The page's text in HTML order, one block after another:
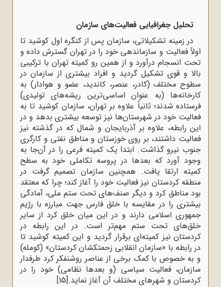
تحلیل جغرافیایی فعالیت‌های سازمان
در زمینه تشکیلاتی، سازمان پس از کنگره اول کوشید تا
اولاً فعالیت و سازماندهی خود را در تهران گسترش داده و
تحت انسجام درآورد و از همین رو کمیته تهران با ترکیبی
بالا و قوی تشکیل گردید و افراد بیشتری از سازمان در
سطوح مختلف (کادر، عنصر، کاندید، عضو و هوادار) به
کارخانه‌ها (به‌ عنوان اساسی‌ترین ریشه‌های تولیدی)
فرستاده شدند؛ ثانیاً علاوه بر تهران، سازمان کوشید تا به
فعالیت خود در شهرستان‌ها نیز توسعه بیشتری بدهد و در
این رابطه، علاوه بر آذربایجان و شمال که در گذشته نیز
فعالیت داشتند، بر روی خوزستان و مناطق نفتی و کارگری
جنوب نیرو گذاشت. ابتدا یک کمیته فرعی را در آن‌جا به‌
وجود آورد که بعدها در پروسه تکاملی خود به سطح
کمیته ارتقا یافت. همچنین سازمان تصمیم گرفت در
منطقه کردستان نیز فعالیت خود را آغاز کند؛ چرا که معتقد
بود مناطق کرد و دیگر صنف‌های تحت ستم ملی، آمادگی
بیشتری را در مقایسه با خلق فارس جهت مبارزه با رژیم
جمهوری اسلامی دارند و در این میان خلق کرد از سایر
خلق‌های تحت ستم مهم‌تر است. در این رابطه در
کردستان نیز کمیته‌ای برقرار گردید و این کمیته کوشید تا
در رابطه با «سازمان انقلابی زحمتکشان کردستان» (کومله)
و به‌ خصوص با کمک برخی از عناصر روشنفکر کرد طرفدار
سازمان، فعالیت سیاسی (و بعدها نظامی) خود را در
کردستان و شهرهای مختلف آن آغاز نماید.[15]